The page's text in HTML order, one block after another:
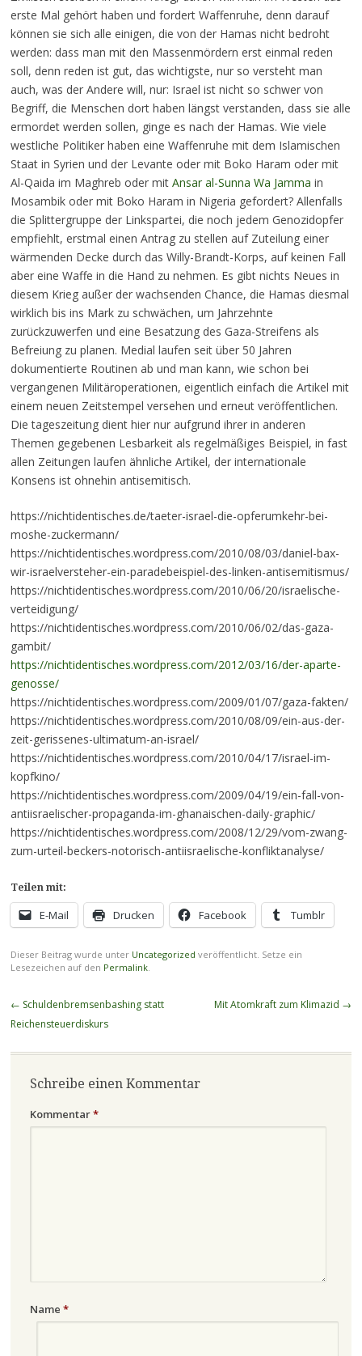
erste Mal gehört haben und fordert Waffenruhe, denn darauf
können sie sich alle einigen, die von der Hamas nicht bedroht
werden: dass man mit den Massenmördern erst einmal reden
soll, denn reden ist gut, das wichtigste, nur so versteht man
auch, was der Andere will, nur: Israel ist nicht so schwer von
Begriff, die Menschen dort haben längst verstanden, dass sie alle
ermordet werden sollen, ginge es nach der Hamas. Wie viele
westliche Politiker haben eine Waffenruhe mit dem Islamischen
Staat in Syrien und der Levante oder mit Boko Haram oder mit
Al-Qaida im Maghreb oder mit Ansar al-Sunna Wa Jamma in
Mosambik oder mit Boko Haram in Nigeria gefordert? Allenfalls
die Splittergruppe der Linkspartei, die noch jedem Genozidopfer
empfiehlt, erstmal einen Antrag zu stellen auf Zuteilung einer
wärmenden Decke durch das Willy-Brandt-Korps, auf keinen Fall
aber eine Waffe in die Hand zu nehmen. Es gibt nichts Neues in
diesem Krieg außer der wachsenden Chance, die Hamas diesmal
wirklich bis ins Mark zu schwächen, um Jahrzehnte
zurückzuwerfen und eine Besatzung des Gaza-Streifens als
Befreiung zu planen. Medial laufen seit über 50 Jahren
dokumentierte Routinen ab und man kann, wie schon bei
vergangenen Militäroperationen, eigentlich einfach die Artikel mit
einem neuen Zeitstempel versehen und erneut veröffentlichen.
Die tageszeitung dient hier nur aufgrund ihrer in anderen
Themen gegebenen Lesbarkeit als regelmäßiges Beispiel, in fast
allen Zeitungen laufen ähnliche Artikel, der internationale
Konsens ist ohnehin antisemitisch.
https://nichtidentisches.de/taeter-israel-die-opferumkehr-bei-
moshe-zuckermann/
https://nichtidentisches.wordpress.com/2010/08/03/daniel-bax-
wir-israelversteher-ein-paradebeispiel-des-linken-antisemitismus/
https://nichtidentisches.wordpress.com/2010/06/20/israelische-
verteidigung/
https://nichtidentisches.wordpress.com/2010/06/02/das-gaza-
gambit/
https://nichtidentisches.wordpress.com/2012/03/16/der-aparte-
genosse/
https://nichtidentisches.wordpress.com/2009/01/07/gaza-fakten/
https://nichtidentisches.wordpress.com/2010/08/09/ein-aus-der-
zeit-gerissenes-ultimatum-an-israel/
https://nichtidentisches.wordpress.com/2010/04/17/israel-im-
kopfkino/
https://nichtidentisches.wordpress.com/2009/04/19/ein-fall-von-
antiisraelischer-propaganda-im-ghanaischen-daily-graphic/
https://nichtidentisches.wordpress.com/2008/12/29/vom-zwang-
zum-urteil-beckers-notorisch-antiisraelische-konfliktanalyse/
Teilen mit:
E-Mail Drucken Facebook Tumblr
Dieser Beitrag wurde unter Uncategorized veröffentlicht. Setze ein
Lesezeichen auf den Permalink.
Beitragsnavigation
← Schuldenbremsenbashing statt
Reichensteuerdiskurs
Mit Atomkraft zum Klimazid →
Schreibe einen Kommentar
Kommentar*
Name *